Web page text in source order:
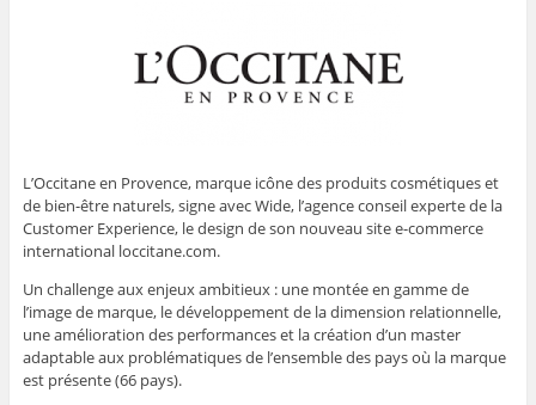
L’Occitane en Provence, marque icône des produits cosmétiques et
de bien-être naturels, signe avec Wide, l’agence conseil experte de la
Customer Experience, le design de son nouveau site e-commerce
international loccitane.com.
Un challenge aux enjeux ambitieux : une montée en gamme de
l’image de marque, le développement de la dimension relationnelle,
une amélioration des performances et la création d’un master
adaptable aux problématiques de l’ensemble des pays où la marque
est présente (66 pays).